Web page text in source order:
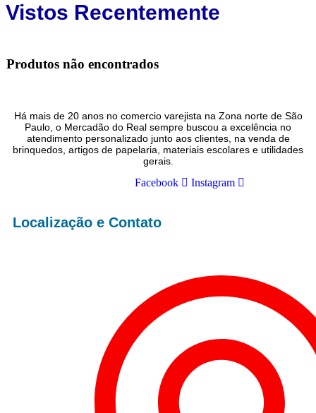
Vistos Recentemente
Produtos não encontrados
Há mais de 20 anos no comercio varejista na Zona norte de São
Paulo, o Mercadão do Real sempre buscou a excelência no
atendimento personalizado junto aos clientes, na venda de
brinquedos, artigos de papelaria, materiais escolares e utilidades
gerais.
Facebook Instagram
Localização e Contato